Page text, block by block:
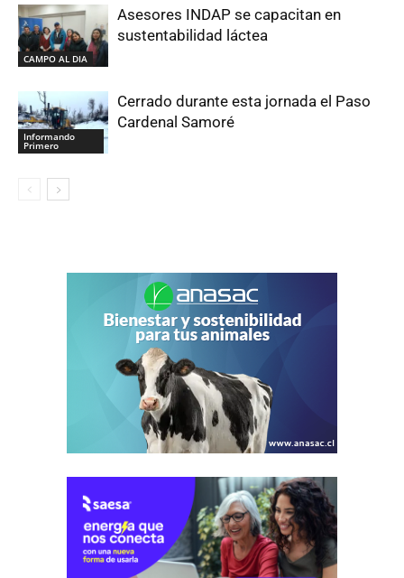
CAMPO AL DIA
Asesores INDAP se capacitan en
sustentabilidad láctea
Informando
Primero
Cerrado durante esta jornada el Paso
Cardenal Samoré